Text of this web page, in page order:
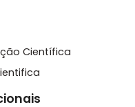
Científica